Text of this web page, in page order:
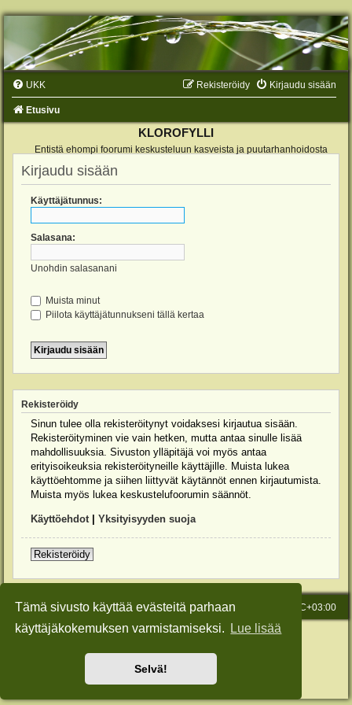
Tämä sivusto käyttää evästeitä parhaan
käyttäjäkokemuksen varmistamiseksi.
Lue lisää
Selvä!
UKK Kirjaudu sisään
Rekisteröidy
Etusivu
KLOROFYLLI
Entistä ehompi foorumi keskusteluun kasveista ja puutarhanhoidosta
Kirjaudu sisään
Käyttäjätunnus:
Salasana:
Unohdin salasanani
Muista minut
Piilota käyttäjätunnukseni tällä kertaa
Rekisteröidy
Sinun tulee olla rekisteröitynyt voidaksesi kirjautua sisään.
Rekisteröityminen vie vain hetken, mutta antaa sinulle lisää
mahdollisuuksia. Sivuston ylläpitäjä voi myös antaa
erityisoikeuksia rekisteröityneille käyttäjille. Muista lukea
käyttöehtomme ja siihen liittyvät käytännöt ennen kirjautumista.
Muista myös lukea keskustelufoorumin säännöt.
Käyttöehdot| Yksityisyyden suoja
Rekisteröidy
Etusivu Kaikki ajat ovat UTC+03:00
Viesti Ylläpidolle
Keskustelufoorumin ohjelmistophpBB® Forum Software © phpBB Limited